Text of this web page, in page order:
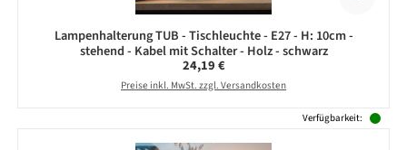
Lampenhalterung TUB - Tischleuchte - E27 - H: 10cm -
stehend - Kabel mit Schalter - Holz - schwarz
Regulärer Preis:
24,19 €
Preise inkl. MwSt. zzgl. Versandkosten
Verfügbarkeit: